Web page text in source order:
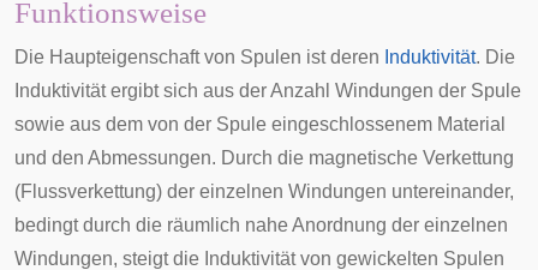
Funktionsweise
Die Haupteigenschaft von Spulen ist deren Induktivität. Die
Induktivität ergibt sich aus der Anzahl Windungen der Spule
sowie aus dem von der Spule eingeschlossenem Material
und den Abmessungen. Durch die magnetische Verkettung
(Flussverkettung) der einzelnen Windungen untereinander,
bedingt durch die räumlich nahe Anordnung der einzelnen
Windungen, steigt die Induktivität von gewickelten Spulen